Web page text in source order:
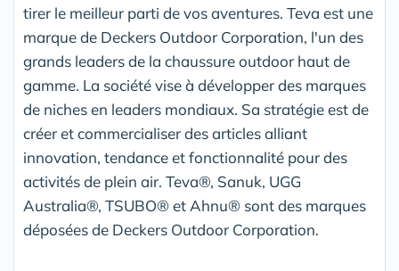
tirer le meilleur parti de vos aventures. Teva est une
marque de Deckers Outdoor Corporation, l'un des
grands leaders de la chaussure outdoor haut de
gamme. La société vise à développer des marques
de niches en leaders mondiaux. Sa stratégie est de
créer et commercialiser des articles alliant
innovation, tendance et fonctionnalité pour des
activités de plein air. Teva®, Sanuk, UGG
Australia®, TSUBO® et Ahnu® sont des marques
déposées de Deckers Outdoor Corporation.